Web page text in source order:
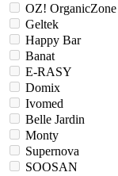
OZ! OrganicZone
Geltek
Happy Bar
Banat
E-RASY
Domix
Ivomed
Belle Jardin
Monty
Supernova
SOOSAN